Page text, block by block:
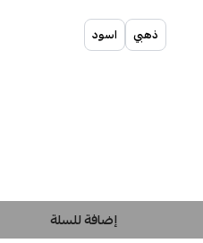
ذهبي اسود
إضافة للسلة